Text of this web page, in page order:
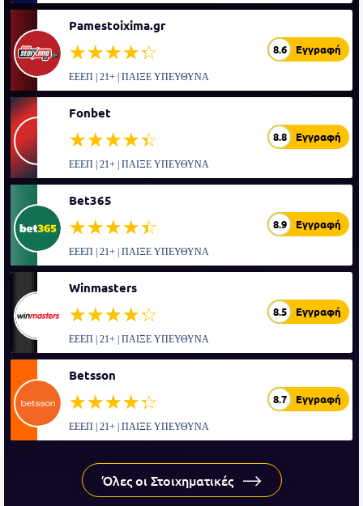
Pamestoixima.gr
☆☆☆☆☆
★★★★★ 8.6 Εγγραφή
ΕΕΕΠ | 21+ | ΠΑΙΞΕ ΥΠΕΥΘΥΝΑ
Fonbet
☆☆☆☆☆
★★★★★ 8.8 Εγγραφή
ΕΕΕΠ | 21+ | ΠΑΙΞΕ ΥΠΕΥΘΥΝΑ
Bet365
☆☆☆☆☆
★★★★★ 8.9 Εγγραφή
ΕΕΕΠ | 21+ | ΠΑΙΞΕ ΥΠΕΥΘΥΝΑ
Winmasters
☆☆☆☆☆
★★★★★ 8.5 Εγγραφή
ΕΕΕΠ | 21+ | ΠΑΙΞΕ ΥΠΕΥΘΥΝΑ
Betsson
☆☆☆☆☆
★★★★★ 8.7 Εγγραφή
ΕΕΕΠ | 21+ | ΠΑΙΞΕ ΥΠΕΥΘΥΝΑ
Όλες οι Στοιχηματικές